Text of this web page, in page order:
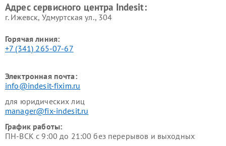
Адрес сервисного центра Indesit:
г. Ижевск, Удмуртская ул., 304
Горячая линия:
+7 (341) 265-07-67
Электронная почта:
info@indesit-fixim.ru
для юридических лиц
manager@fix-indesit.ru
График работы:
ПН-ВСК с 9:00 до 21:00 без перерывов и выходных